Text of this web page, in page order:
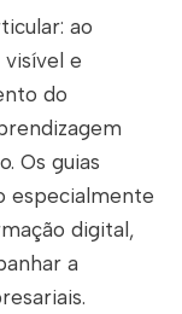
ao
e
do
Os guias
especialmente
digital,
a